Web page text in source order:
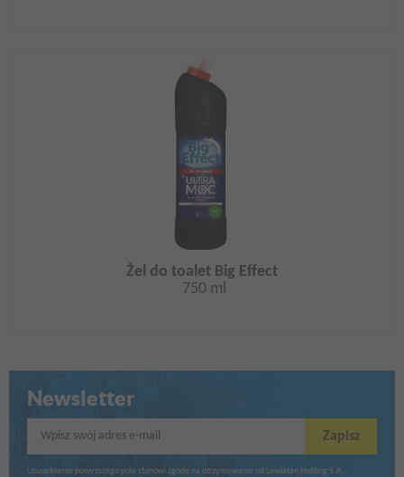
Żel do toalet Big Effect
750 ml
Newsletter
Wpisz swój adres e-mail Zapisz
Uzupełnienie powyższego pola stanowi zgodę na otrzymywanie od Lewiatan Holding S.A.